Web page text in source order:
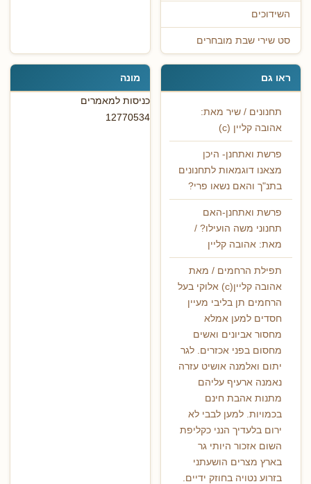
השידוכים
סט שירי שבת מובחרים
ראו גם
תחנונים / שיר מאת:
אהובה קליין (c)
פרשת ואתחנן- היכן
מצאנו דוגמאות לתחנונים
בתנ"ך והאם נשאו פרי?
פרשת ואתחנן-האם
תחנוני משה הועילו? /
מאת: אהובה קליין
תפילת הרחמים / מאת
אהובה קליין(c) אלוקי בעל
הרחמים תן בליבי מעיין
חסדים למען אמלא
מחסור אביונים ואשים
מחסום בפני אכזרים. לגר
יתום ואלמנה אושיט עזרה
נאמנה ארעיף עליהם
מתנות אהבת חינם
בכמויות. למען לבבי לא
ירום בלעדיך הנני כקליפת
השום אזכור היותי גר
בארץ מצרים הושעתני
בזרוע נטויה בחוזק ידיים.
מונה
כניסות למאמרים
12770534